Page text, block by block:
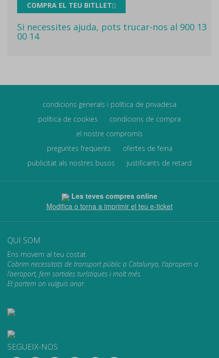
COMPRA EL TEU BITLLET
Si necessites ajuda, pots trucar-nos al 900 13
00 14
condicions generals i política de privadesa
política de cookies
condicions de compra
el nostre compromís
preguntes freqüents
ofertes de feina
publicitat als nostres busos
justificants de retard
Les teves compres online
Modifica o torna a imprimir el teu e-ticket
QUI SOM
Ens movem al teu costat
Cobrim necessitats de transport públic a Catalunya, t’apropem a
l’aeroport, fem sortides turístiques i molt més.
Et portem on vulguis anar.
SEGUEIX-NOS